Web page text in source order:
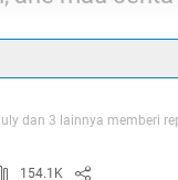
ke Kost ane dari
Malang gan
dapet kursi,tepatnya di
dan 3 lainnya memberi
154.1K